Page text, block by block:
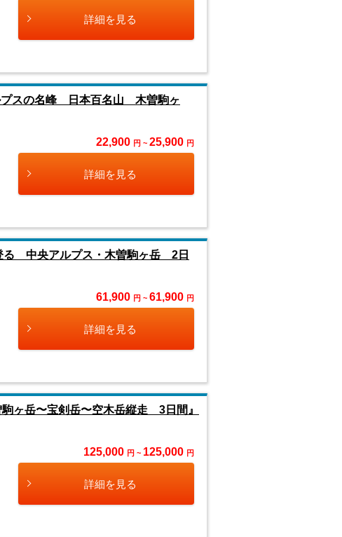
詳細を見る
プスの名峰 日本百名山 木曽駒ヶ
22,900 円 ~ 25,900 円
詳細を見る
る 中央アルプス・木曽駒ヶ岳 2日
61,900 円 ~ 61,900 円
詳細を見る
ヶ岳〜宝剣岳〜空木岳縦走 3日間』
125,000 円 ~ 125,000 円
詳細を見る